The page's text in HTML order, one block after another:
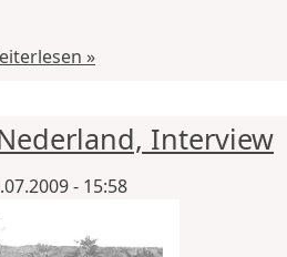
»
Interview
- 15:58